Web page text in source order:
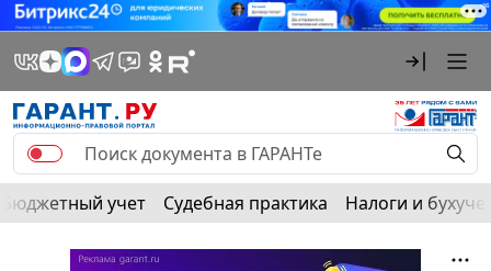
Бюджетный учет Судебная практика Налоги и